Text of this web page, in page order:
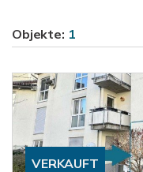
Objekte: 1
VERKAUFT